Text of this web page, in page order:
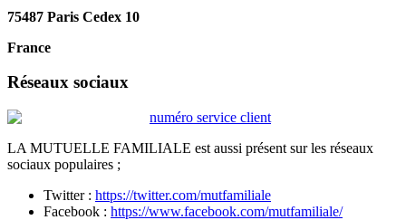
75487 Paris Cedex 10
France
Réseaux sociaux
LA MUTUELLE FAMILIALE est aussi présent sur les réseaux
sociaux populaires ;
Twitter : https://twitter.com/mutfamiliale
Facebook : https://www.facebook.com/mutfamiliale/